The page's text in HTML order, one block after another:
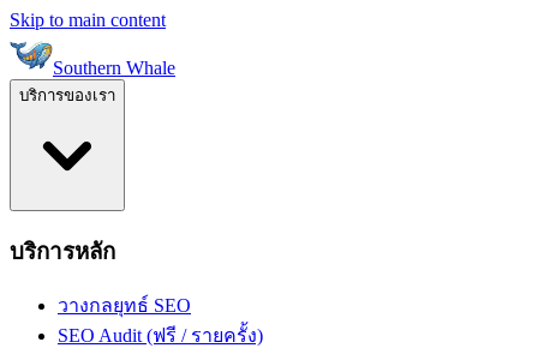
Skip to main content
Southern Whale
บริการของเรา
บริการหลัก
วางกลยุทธ์ SEO
SEO Audit (ฟรี / รายครั้ง)